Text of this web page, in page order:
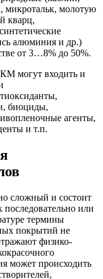
микротальк, молотую
кварц,
алюминия и др.)
от 3…8% до 50%.
могут входить и
биоциды,
агенты,
и т.п.
сложный и состоит
или
термины
покрытий не
физико-
может происходить